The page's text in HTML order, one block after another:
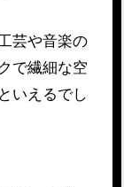
芸や音楽の
で繊細な空
いえるでし